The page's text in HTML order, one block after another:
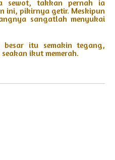
sewot, takkan pernah ia
ini, pikirnya getir. Meskipun
sangatlah menyukai
itu semakin tegang,
ikut memerah.